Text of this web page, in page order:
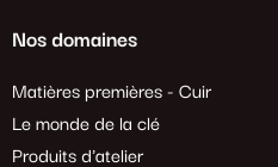
Nos domaines
Matières premières - Cuir
Le monde de la clé
Produits d'atelier